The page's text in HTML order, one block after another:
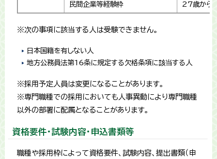
民間企業等経験枠 27歳から
※次の事項に該当する人は受験できません。
日本国籍を有しない人
地方公務員法第16条に規定する欠格条項に該当する人
※採用予定人員は変更になることがあります。
※専門職種での採用においても人事異動により専門職種
以外の部署に配属となることがあります。
資格要件・試験内容・申込書類等
職種や採用枠によって資格要件、試験内容、提出書類（申